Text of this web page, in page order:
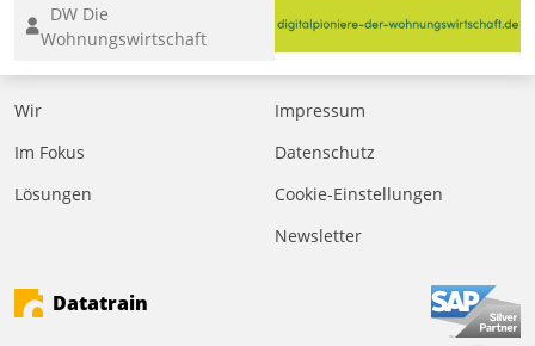
eine digitale Zukunft zu
finden, ist das Ziel des
Awards „Digitalpioniere
der
Bewerben können sich
dafür ein Team
DW Die
Wohnungswirtschaft
Wir
Im Fokus
Lösungen
Impressum
Datenschutz
Cookie-Einstellungen
Newsletter
Datatrain